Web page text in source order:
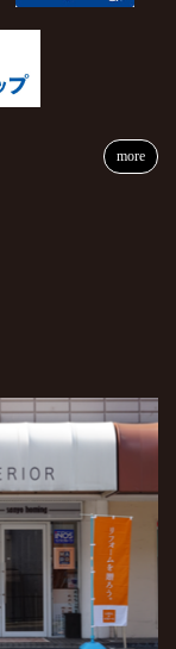
more